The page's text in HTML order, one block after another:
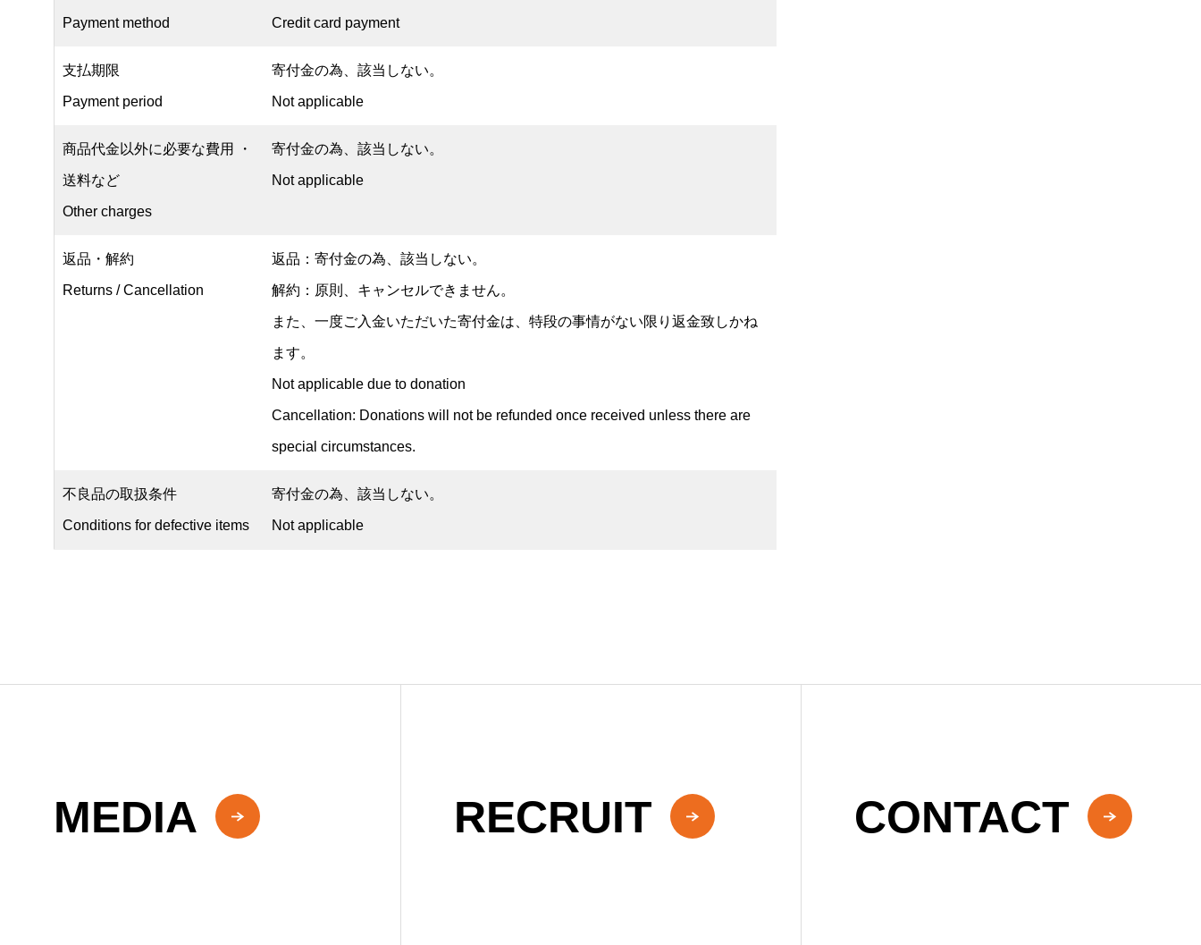
Payment method Credit card payment
支払期限
Payment period
寄付金の為、該当しない。
Not applicable
商品代金以外に必要な費用 ・
送料など
Other charges
寄付金の為、該当しない。
Not applicable
返品・解約
Returns / Cancellation
返品：寄付金の為、該当しない。
解約：原則、キャンセルできません。
また、一度ご入金いただいた寄付金は、特段の事情がない限り返金致しかね
ます。
Not applicable due to donation
Cancellation: Donations will not be refunded once received unless there are
special circumstances.
不良品の取扱条件
Conditions for defective items
寄付金の為、該当しない。
Not applicable
MEDIA RECRUIT CONTACT